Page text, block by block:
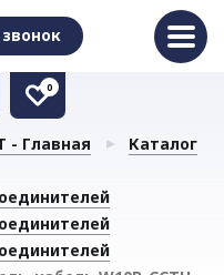
сравнения
0
- Главная
Каталог